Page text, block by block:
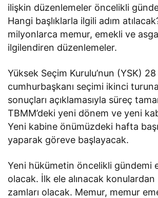
ilişkin düzenlemeler öncelikli
Hangi başlıklarla ilgili adım
milyonlarca memur, emekli ve
ilgilendiren düzenlemeler.
Yüksek Seçim Kurulu’nun (YSK) 28
cumhurbaşkanı seçimi ikinci
sonuçları açıklamasıyla süreç
TBMM’deki yeni dönem ve yeni
Yeni kabine önümüzdeki hafta başı
yaparak göreve başlayacak.
Yeni hükümetin öncelikli gündemi
olacak. İlk ele alınacak
zamları olacak. Memur, memur